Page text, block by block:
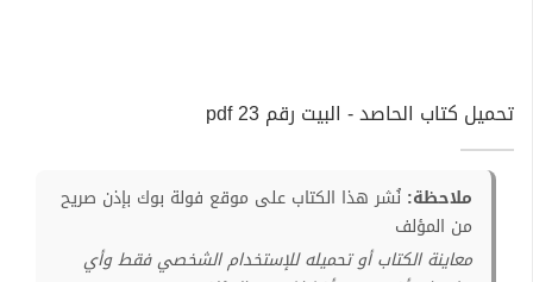
تحميل كتاب الحاصد - البيت رقم 23 pdf
ملاحظة: نُشر هذا الكتاب على موقع فولة بوك بإذن صريح
من المؤلف
معاينة الكتاب أو تحميله للإستخدام الشخصي فقط وأي